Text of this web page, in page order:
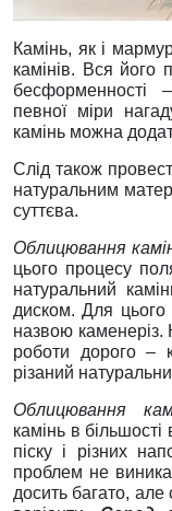
Камінь, як і
камінів. Вся його
бесформенності
певної міри
камінь можна
Слід також
натуральним
суттєва.
Облицювання
цього процесу
натуральний
диском. Для цього
назвою каменеріз.
роботи дорого –
різаний
Облицювання
камінь в
піску і різних
проблем не
досить багато, але